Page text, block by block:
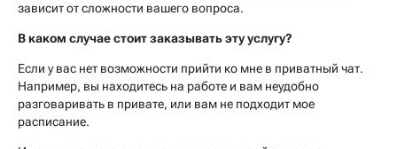
зависит от сложности вашего вопроса.
В каком случае стоит заказывать эту услугу?
Если у вас нет возможности прийти ко мне в приватный чат.
Например, вы находитесь на работе и вам неудобно
разговаривать в привате, или вам не подходит мое
расписание.